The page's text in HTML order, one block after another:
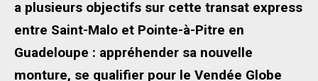
a plusieurs objectifs sur cette transat express
entre Saint-Malo et Pointe-à-Pitre en
Guadeloupe : appréhender sa nouvelle
monture, se qualifier pour le Vendée Globe